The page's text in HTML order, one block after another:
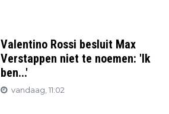
Valentino Rossi besluit Max
Verstappen niet te noemen: 'Ik
ben...'
vandaag, 11:02